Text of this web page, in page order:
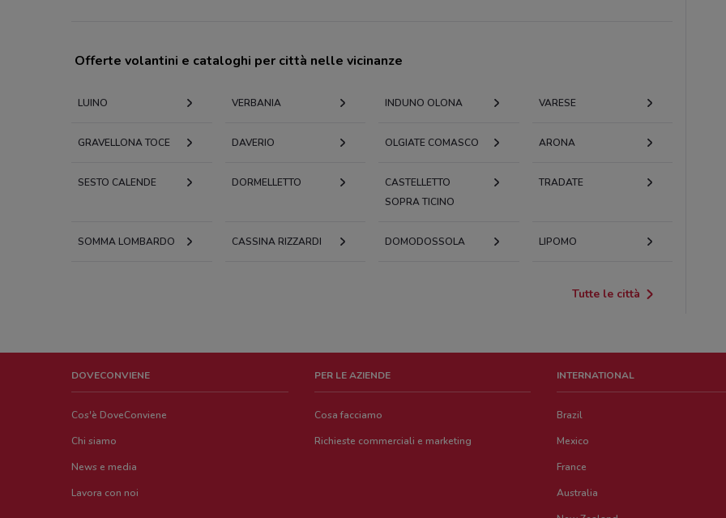
Offerte volantini e cataloghi per città nelle vicinanze
LUINO VERBANIA INDUNO OLONA VARESE
GRAVELLONA TOCE DAVERIO OLGIATE COMASCO ARONA
SESTO CALENDE DORMELLETTO
CASTELLETTO
SOPRA TICINO
TRADATE
SOMMA LOMBARDO CASSINA RIZZARDI DOMODOSSOLA LIPOMO
Tutte le città
DOVECONVIENE
Cos'è DoveConviene
Chi siamo
News e media
Lavora con noi
PER LE AZIENDE
Cosa facciamo
Richieste commerciali e marketing
INTERNATIONAL
Brazil
Mexico
France
Australia